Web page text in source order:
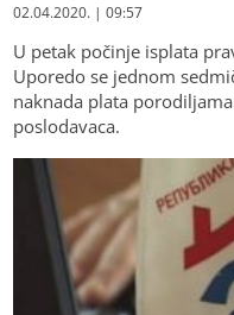
02.04.2020. | 09:57
U petak počinje isplata
Uporedo se jednom
naknada plata
poslodavaca.